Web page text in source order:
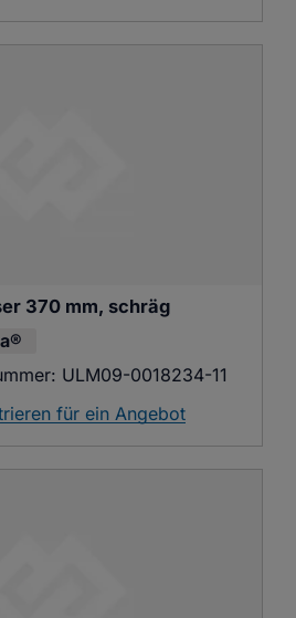
370 mm, schräg
ULM09-0018234-11
für ein Angebot